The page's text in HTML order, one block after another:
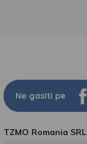
Ne gasiti pe
TZMO Romania SRL